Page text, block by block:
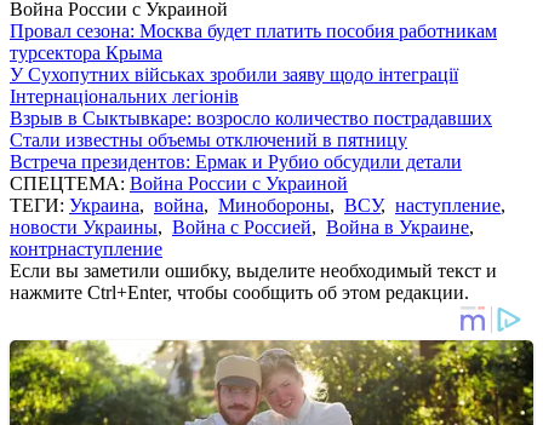
Война России с Украиной
Провал сезона: Москва будет платить пособия работникам
турсектора Крыма
У Сухопутних військах зробили заяву щодо інтеграції
Інтернаціональних легіонів
Взрыв в Сыктывкаре: возросло количество пострадавших
Стали известны объемы отключений в пятницу
Встреча президентов: Ермак и Рубио обсудили детали
СПЕЦТЕМА: Война России с Украиной
ТЕГИ: Украина, война, Минобороны, ВСУ, наступление,
новости Украины, Война с Россией, Война в Украине,
контрнаступление
Если вы заметили ошибку, выделите необходимый текст и
нажмите Ctrl+Enter, чтобы сообщить об этом редакции.